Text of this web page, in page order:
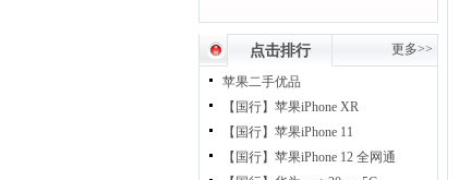
点击排行 更多>>
苹果二手优品
【国行】苹果iPhone XR
【国行】苹果iPhone 11
【国行】苹果iPhone 12 全网通